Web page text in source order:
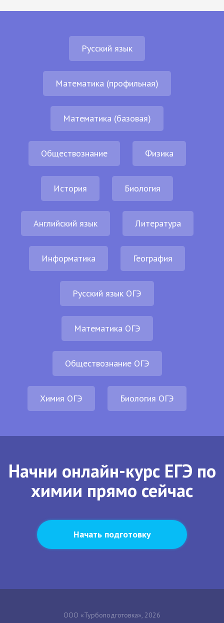
Русский язык
Математика (профильная)
Математика (базовая)
Обществознание Физика
История Биология
Английский язык Литература
Информатика География
Русский язык ОГЭ
Математика ОГЭ
Обществознание ОГЭ
Химия ОГЭ Биология ОГЭ
Начни онлайн-курс ЕГЭ по
химии прямо сейчас
Начать подготовку
ООО «Турбоподготовка», 2026